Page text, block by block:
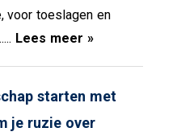
voor toeslagen en
Lees meer »
starten met
je ruzie over